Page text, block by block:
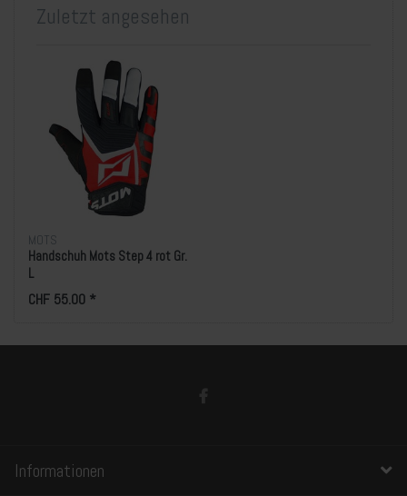
Zuletzt angesehen
MOTS
Handschuh Mots Step 4 rot Gr.
L
CHF 55.00 *
Informationen